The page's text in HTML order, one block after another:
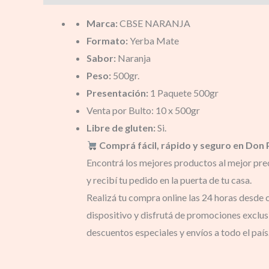
Marca: CBSE NARANJA
Formato: Yerba Mate
Sabor: Naranja
Peso: 500gr.
Presentación: 1 Paquete 500gr
Venta por Bulto: 10 x 500gr
Libre de gluten: Si.
Comprá fácil, rápido y seguro en Don
Encontrá los mejores productos al mejor
y recibí tu pedido en la puerta de tu casa.
Realizá tu compra online las 24 horas desde
dispositivo y disfrutá de promociones
descuentos especiales y envíos a todo el